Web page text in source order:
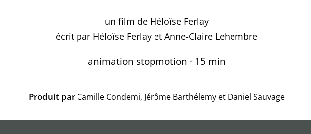
un film de Héloïse Ferlay
écrit par Héloïse Ferlay et Anne-Claire Lehembre
animation stopmotion · 15 min
Produit par Camille Condemi, Jérôme Barthélemy et Daniel Sauvage